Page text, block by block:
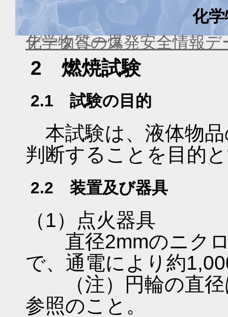
化
化学物質の爆発安全情報デ
消防法危険性確認試験データベース
2 燃焼試験
2.1 試験の目的
本試験は、液体物
判断することを目的
2.2 装置及び器具
（1）点火器具
直径2mmのニクロ
で、通電により約
（注）円輪の直径
参照のこと。